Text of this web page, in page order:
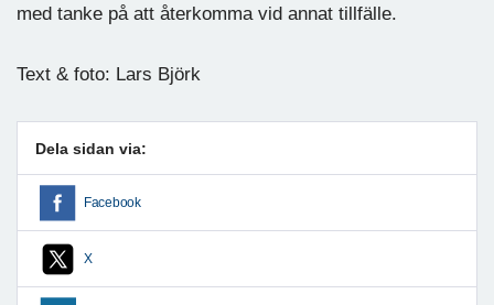
med tanke på att återkomma vid annat tillfälle.
Text & foto: Lars Björk
Dela sidan via:
Facebook
X